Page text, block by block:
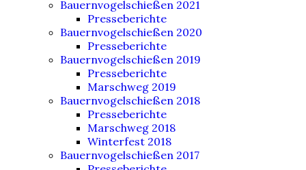
Bauernvogelschießen 2021
Presseberichte
Bauernvogelschießen 2020
Presseberichte
Bauernvogelschießen 2019
Presseberichte
Marschweg 2019
Bauernvogelschießen 2018
Presseberichte
Marschweg 2018
Winterfest 2018
Bauernvogelschießen 2017